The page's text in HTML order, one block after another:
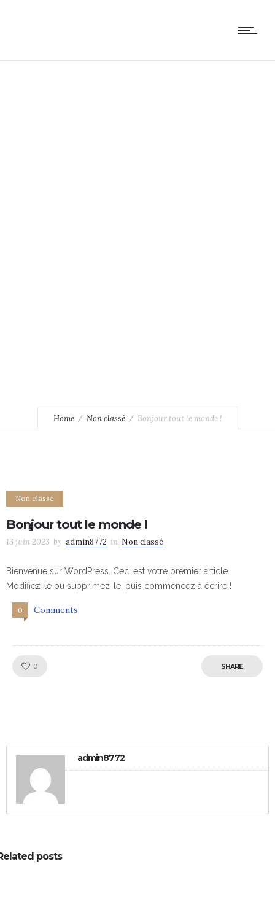
Home Non classé Bonjour tout le monde !
Non classé
Bonjour tout le monde !
13 juin 2023 by admin8772 in Non classé
Bienvenue sur WordPress. Ceci est votre premier article.
Modifiez-le ou supprimez-le, puis commencez à écrire !
0 Comments
0 SHARE
admin8772
posts